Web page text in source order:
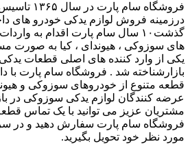
فروشگاه سام
درزمینه فروش لوازم یدکی خودرو های
گذشت۱۰ سال سام پارت اقدام به
های سوزوکی ، هیوندای ، کیا به صورت
یکی از وارد کننده های اصلی قطعات
قطعه متنوع از خودروهای سوزوکی و
عرضه کنندگان لوازم یدکی سوزوکی در
مشتریان عزیز می توانید با یک تماس
فروشگاه سام پارت سفارش دهید و در
مورد نظر خود تحویل بگیرید.